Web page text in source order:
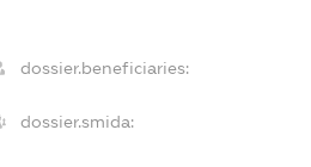
dossier.beneficiaries:
dossier.smida: